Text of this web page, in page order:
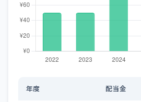
年度 配当金